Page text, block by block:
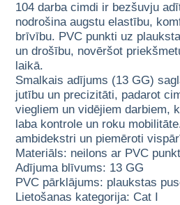
104 darba cimdi ir bezšuvju
nodrošina augstu elastību,
brīvību. PVC punkti uz
un drošību, novēršot
laikā.
Smalkais adījums (13 GG)
jutību un precizitāti, padarot
viegliem un vidējiem darbiem,
laba kontrole un roku
ambidekstri un piemēroti
Materiāls: neilons ar PVC
Adījuma blīvums: 13 GG
PVC pārklājums: plaukstas
Lietošanas kategorija: Cat I